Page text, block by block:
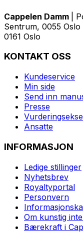
Cappelen Damm
|
Sentrum, 0055
0161 Oslo
KONTAKT OSS
Kundeservice
Min side
Send inn
Presse
Ansatte
INFORMASJON
Ledige stillinger
Nyhetsbrev
Royaltyportal
Personvern
Om kunstig
Bærekraft i